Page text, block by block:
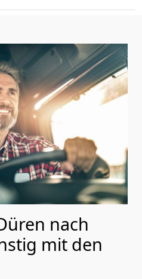
nach
mit den